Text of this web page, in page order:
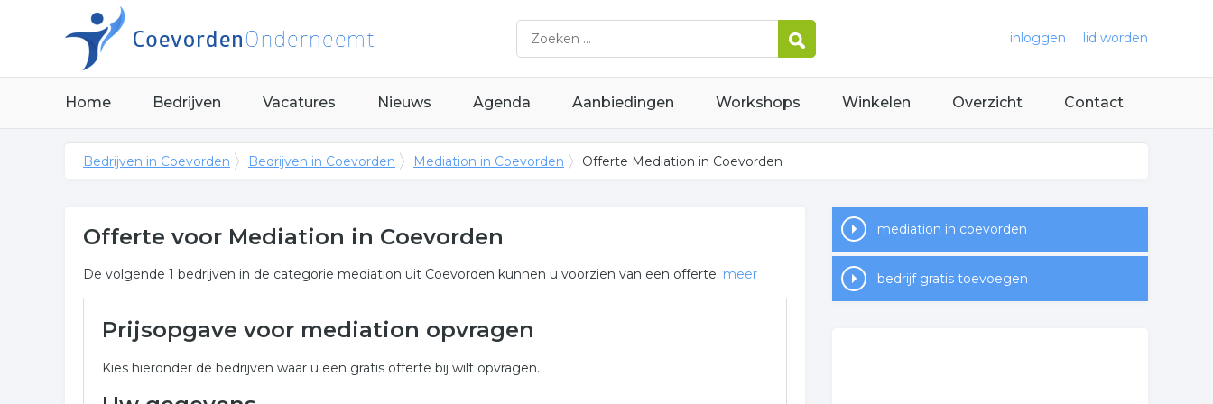
inloggen lid worden
Home Bedrijven Vacatures Nieuws Agenda Aanbiedingen Workshops Winkelen Overzicht Contact
Bedrijven in Coevorden Bedrijven in Coevorden Mediation in Coevorden Offerte Mediation in Coevorden
Offerte voor Mediation in Coevorden
De volgende 1 bedrijven in de categorie mediation uit Coevorden kunnen u voorzien van een offerte. meer
voor een vrijblijvende aanvraag.
Prijsopgave voor mediation opvragen
Kies hieronder de bedrijven waar u een gratis offerte bij wilt opvragen.
mediation in coevorden
bedrijf gratis toevoegen